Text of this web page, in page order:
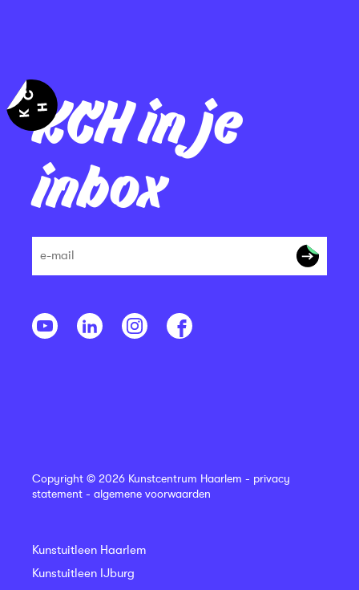
KCH in je
inbox
Copyright © 2026 Kunstcentrum Haarlem - privacy
statement - algemene voorwaarden
Kunstuitleen Haarlem
Kunstuitleen IJburg